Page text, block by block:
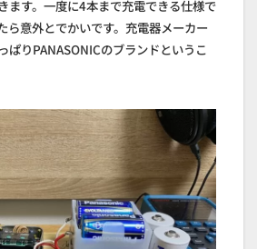
ます。一度に4本まで充電できる仕様で
ら意外とでかいです。充電器メーカー
ぱりPANASONICのブランドというこ